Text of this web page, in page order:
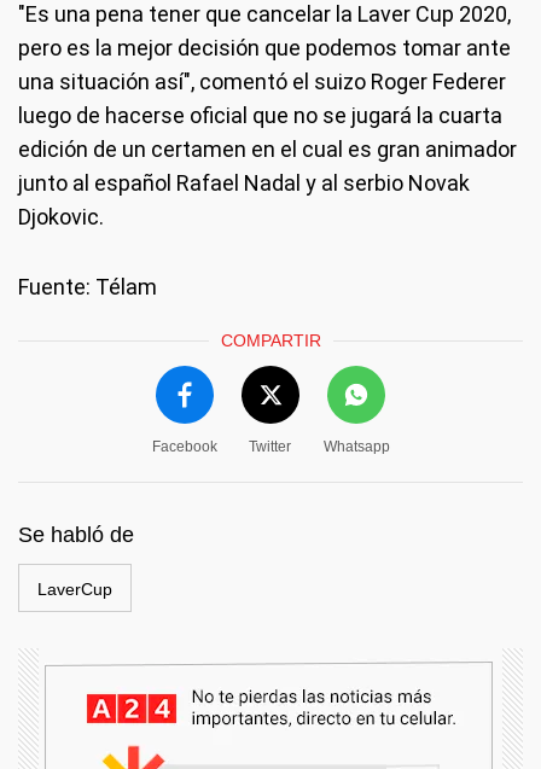
"Es una pena tener que cancelar la Laver Cup 2020,
pero es la mejor decisión que podemos tomar ante
una situación así", comentó el suizo Roger Federer
luego de hacerse oficial que no se jugará la cuarta
edición de un certamen en el cual es gran animador
junto al español Rafael Nadal y al serbio Novak
Djokovic.
Fuente: Télam
COMPARTIR
Facebook Twitter Whatsapp
Se habló de
LaverCup